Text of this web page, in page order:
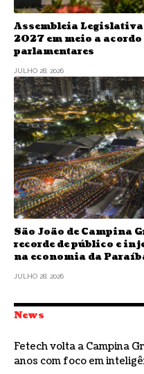
Assembleia
2027 em meio a acordo
parlamentares
JULHO 28, 2026
São João de Campina
recorde de público e
na economia da
JULHO 28, 2026
News
Fetech volta a Campina
anos com foco em